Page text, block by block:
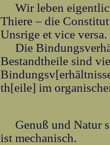
Wir leben
Thiere – die
Unsrige et vice versa.
Die
Bestandtheile sind
th[eile] im
Genuß und Natur
ist mechanisch.